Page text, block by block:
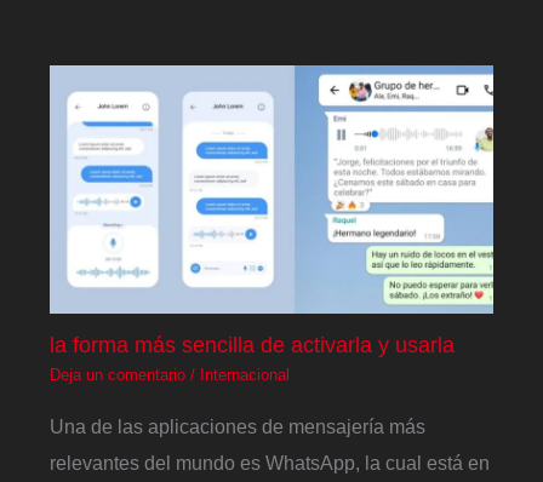
la forma más sencilla de activarla y usarla
Deja un comentario / Internacional
Una de las aplicaciones de mensajería más
relevantes del mundo es WhatsApp, la cual está en